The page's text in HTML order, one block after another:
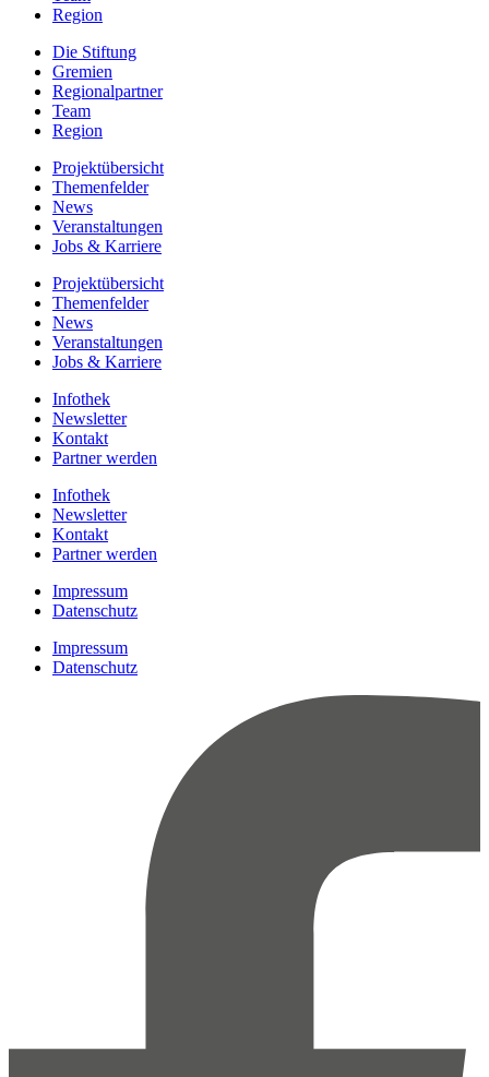
Region
Die Stiftung
Gremien
Regionalpartner
Team
Region
Projektübersicht
Themenfelder
News
Veranstaltungen
Jobs & Karriere
Projektübersicht
Themenfelder
News
Veranstaltungen
Jobs & Karriere
Infothek
Newsletter
Kontakt
Partner werden
Infothek
Newsletter
Kontakt
Partner werden
Impressum
Datenschutz
Impressum
Datenschutz